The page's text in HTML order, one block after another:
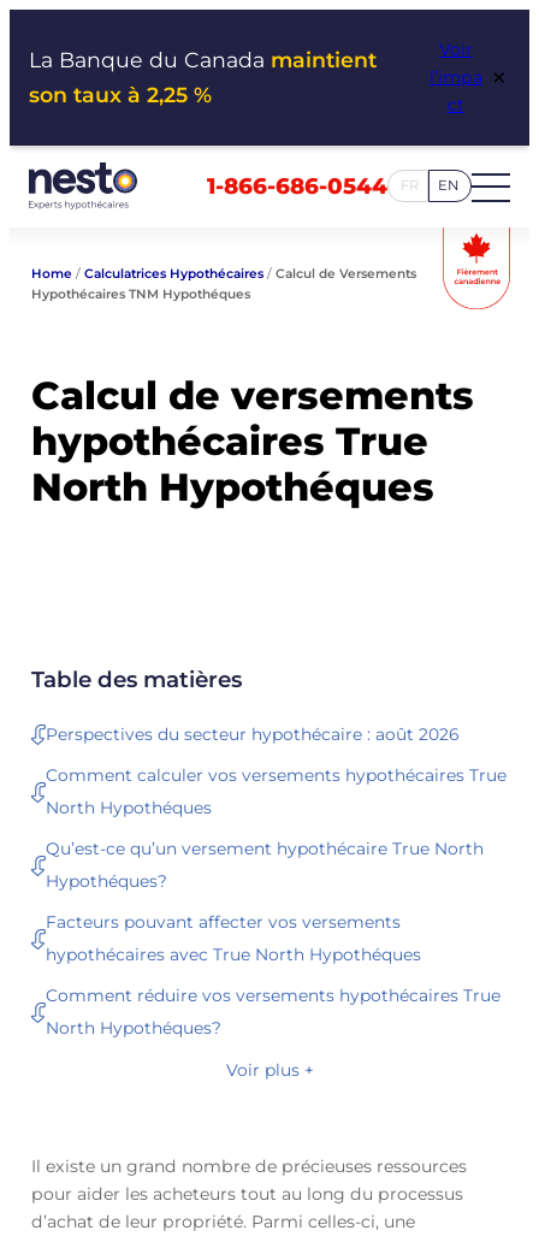
La Banque du Canada maintient
son taux à 2,25 %
Voir
l’impa
ct
×
1-866-686-0544 FR EN
Home / Calculatrices Hypothécaires/ Calcul de Versements
Hypothécaires TNM Hypothéques
Calcul de versements
hypothécaires True
North Hypothéques
Table des matières
Perspectives du secteur hypothécaire : août 2026
Comment calculer vos versements hypothécaires True
North Hypothéques
Qu’est-ce qu’un versement hypothécaire True North
Hypothéques?
Facteurs pouvant affecter vos versements
hypothécaires avec True North Hypothéques
Comment réduire vos versements hypothécaires True
North Hypothéques?
Voir plus +
Il existe un grand nombre de précieuses ressources
pour aider les acheteurs tout au long du processus
d’achat de leur propriété. Parmi celles-ci, une